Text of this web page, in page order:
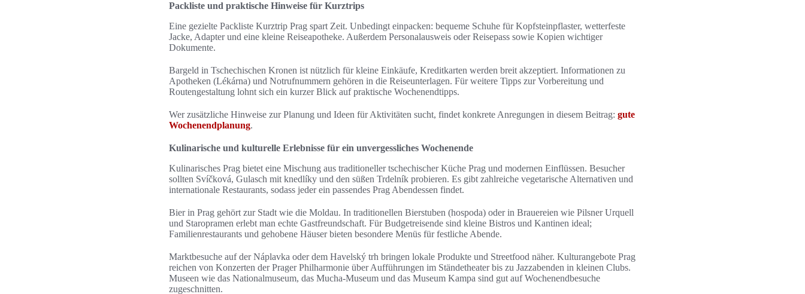
Packliste und praktische Hinweise für Kurztrips
Eine gezielte Packliste Kurztrip Prag spart Zeit. Unbedingt einpacken: bequeme Schuhe für Kopfsteinpflaster, wetterfeste
Jacke, Adapter und eine kleine Reiseapotheke. Außerdem Personalausweis oder Reisepass sowie Kopien wichtiger
Dokumente.
Bargeld in Tschechischen Kronen ist nützlich für kleine Einkäufe, Kreditkarten werden breit akzeptiert. Informationen zu
Apotheken (Lékárna) und Notrufnummern gehören in die Reiseunterlagen. Für weitere Tipps zur Vorbereitung und
Routengestaltung lohnt sich ein kurzer Blick auf praktische Wochenendtipps.
Wer zusätzliche Hinweise zur Planung und Ideen für Aktivitäten sucht, findet konkrete Anregungen in diesem Beitrag: gute
Wochenendplanung.
Kulinarische und kulturelle Erlebnisse für ein unvergessliches Wochenende
Kulinarisches Prag bietet eine Mischung aus traditioneller tschechischer Küche Prag und modernen Einflüssen. Besucher
sollten Svíčková, Gulasch mit knedlíky und den süßen Trdelník probieren. Es gibt zahlreiche vegetarische Alternativen und
internationale Restaurants, sodass jeder ein passendes Prag Abendessen findet.
Bier in Prag gehört zur Stadt wie die Moldau. In traditionellen Bierstuben (hospoda) oder in Brauereien wie Pilsner Urquell
und Staropramen erlebt man echte Gastfreundschaft. Für Budgetreisende sind kleine Bistros und Kantinen ideal;
Familienrestaurants und gehobene Häuser bieten besondere Menüs für festliche Abende.
Marktbesuche auf der Náplavka oder dem Havelský trh bringen lokale Produkte und Streetfood näher. Kulturangebote Prag
reichen von Konzerten der Prager Philharmonie über Aufführungen im Ständetheater bis zu Jazzabenden in kleinen Clubs.
Museen wie das Nationalmuseum, das Mucha-Museum und das Museum Kampa sind gut auf Wochenendbesuche
zugeschnitten.